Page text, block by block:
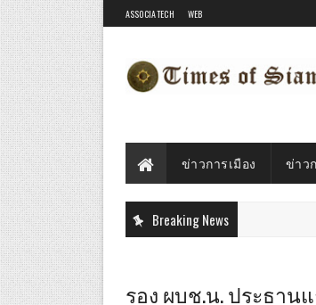
ASSOCIATECH WEB
ข่าวการเมือง ข่าว
Breaking News
รอง ผบช.น. ประธานแ